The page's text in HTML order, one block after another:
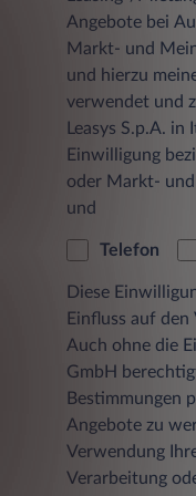
Bei jedem
aus dem
und bei jedem
Zugriffsdaten
Protokolldatei
Jeder
der
dem
der
dem
Datei
einer
Angebote bei
Markt- und
und hierzu
verwendet und
Leasys S.p.A.
Einwilligung
oder Markt-
und
Telefon
Diese
Einfluss auf
Auch ohne die
GmbH
Bestimmungen
Angebote zu
Verwendung
Verarbeitung